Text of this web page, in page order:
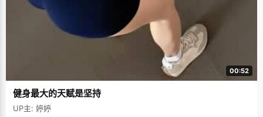
00:52
健身最大的天赋是坚持
UP主: 婷婷